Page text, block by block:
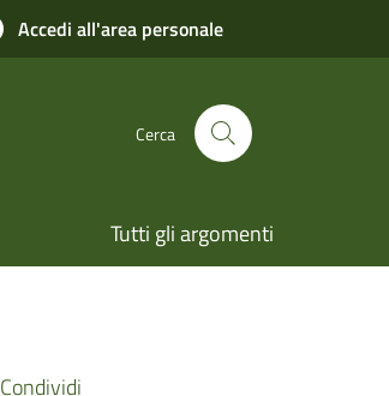
Accedi all'area personale
Cerca
Tutti gli argomenti
Condividi